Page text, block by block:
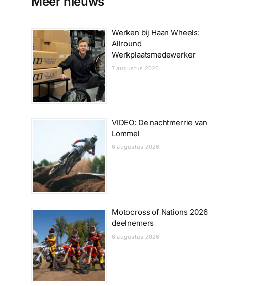
Werken bij Haan Wheels:
Allround
Werkplaatsmedewerker
7 augustus 2026
VIDEO: De nachtmerrie van
Lommel
6 augustus 2026
Motocross of Nations 2026
deelnemers
6 augustus 2026